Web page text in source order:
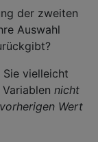
der zweiten
Auswahl
Sie vielleicht
nicht
Wert